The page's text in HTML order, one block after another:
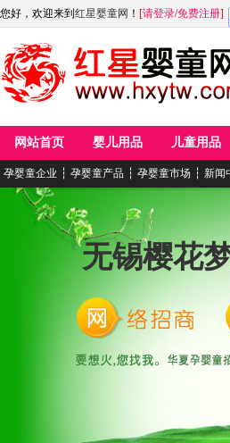
您好，欢迎来到 红星婴童网 ！ [请登录/免费注册]
网站首页 婴儿用品 儿童用品
孕婴童企业 ┆ 孕婴童产品 ┆ 孕婴童市场 ┆ 新闻
无锡樱花